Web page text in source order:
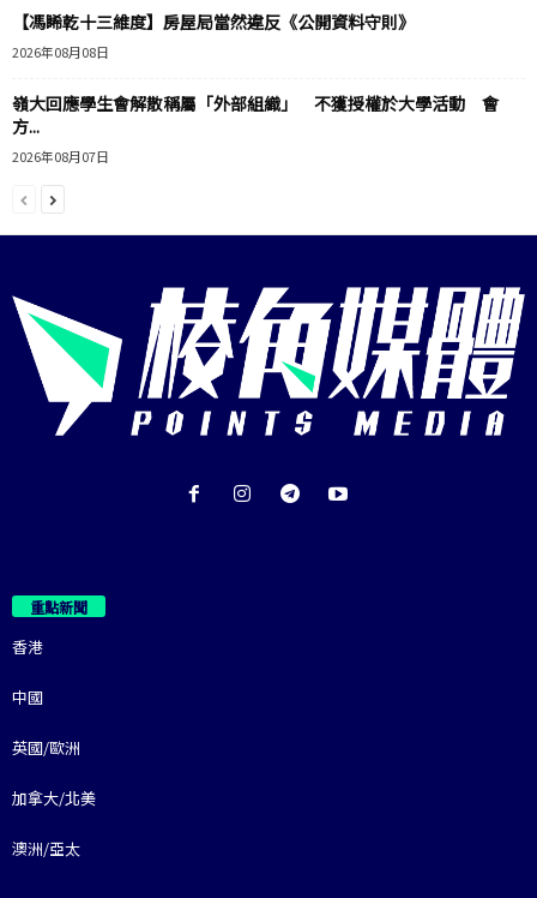
【馮睎乾十三維度】房屋局當然違反《公開資料守則》
2026年08月08日
嶺大回應學生會解散稱屬「外部組織」 不獲授權於大學活動 會
方...
2026年08月07日
重點新聞
香港
中國
英國/歐洲
加拿大/北美
澳洲/亞太